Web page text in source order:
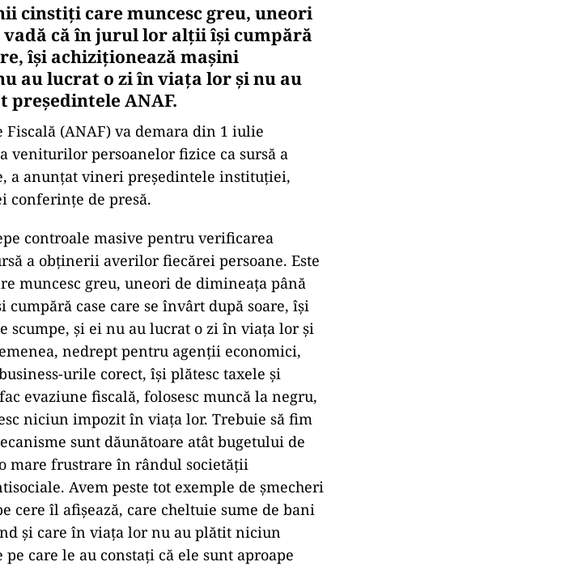
cinstiţi care muncesc greu, uneori
vadă că în jurul lor alţii îşi cumpără
îşi achiziţionează maşini
au lucrat o zi în viaţa lor şi nu au
ANAF.
(ANAF) va demara din 1 iulie
veniturilor persoanelor fizice ca sursă a
a anunţat vineri preşedintele instituţiei,
conferinţe de presă.
controale masive pentru verificarea
a obţinerii averilor fiecărei persoane. Este
muncesc greu, uneori de dimineaţa până
case care se învârt după soare, îşi
scumpe, şi ei nu au lucrat o zi în viaţa lor şi
nedrept pentru agenţii economici,
urile corect, îşi plătesc taxele şi
evaziune fiscală, folosesc muncă la negru,
niciun impozit în viaţa lor. Trebuie să fim
sunt dăunătoare atât bugetului de
mare frustrare în rândul societăţii
Avem peste tot exemple de şmecheri
cere îl afişează, care cheltuie sume de bani
şi care în viaţa lor nu au plătit niciun
care le au constaţi că ele sunt aproape